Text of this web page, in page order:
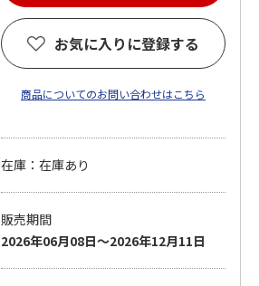
お気に入りに登録する
商品についてのお問い合わせはこちら
在庫：在庫あり
販売期間
2026年06月08日～2026年12月11日